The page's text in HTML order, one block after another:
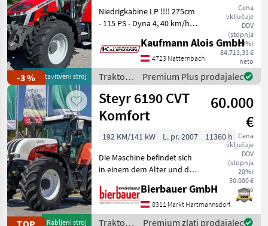
-3 %predstavitveni stroj
Cena
vključuje
DDV
(stopnja
20%)
84.713,33 €
neto
Niedrigkabine LP !!!! 275cm
- 115 PS - Dyna 4, 40 km/h
Hydraulikpumpe - Load
Sensing - 4 DW Steuergeräte
am Heck (2 elektrisch, 2
mechan
Kaufmann Alois GmbH
4723 Natternbach
Traktor /
Massey
Ferguson
Premium Plus prodajalec
TOP Rabljeni stroj
Steyr 6190 CVT
Komfort
60.000
€
Cena
vključuje
DDV
(stopnja
20%)
50.000 €
neto
192 KM/141 kW L. pr. 2007
11360 h
Die Maschine befindet sich
in einem dem Alter und der
Zustand und kann nach
telefonischer Vereinbarung
gerne vor Ort besichtigt
Bierbauer GmbH
8311 Markt Hartmannsdorf
Traktor /
Premium zlati prodajalec